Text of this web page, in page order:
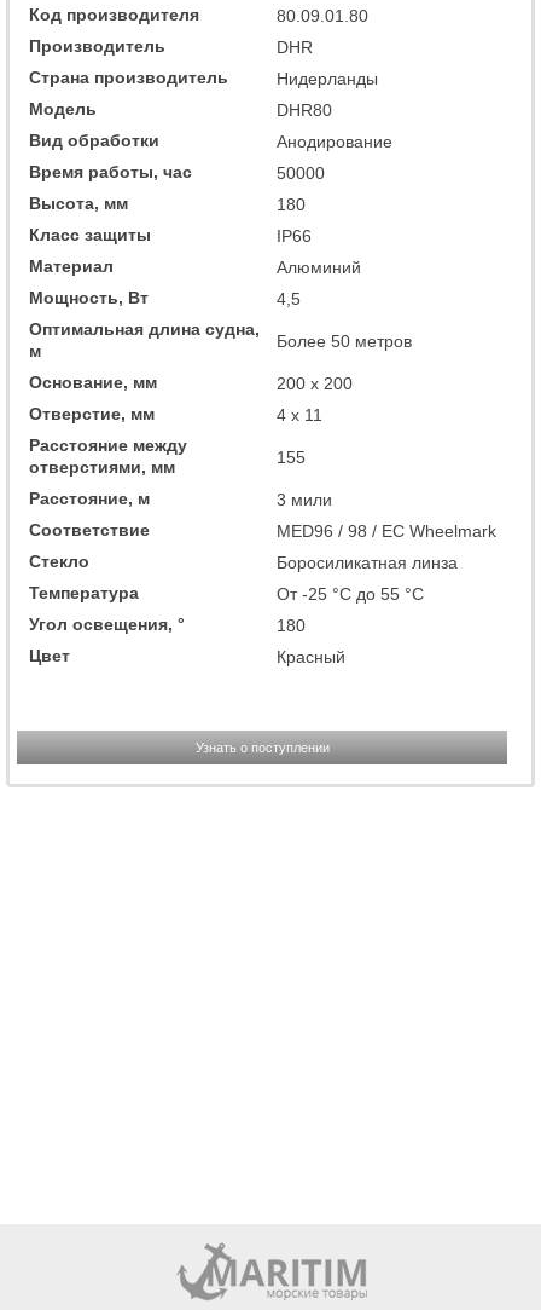
Код производителя
80.09.01.80
Производитель
DHR
Страна производитель
Нидерланды
Модель
DHR80
Вид обработки
Анодирование
Время работы, час
50000
Высота, мм
180
Класс защиты
IP66
Материал
Алюминий
Мощность, Вт
4,5
Оптимальная длина судна,
м
Более 50 метров
Основание, мм
200 x 200
Отверстие, мм
4 x 11
Расстояние между
отверстиями, мм
155
Расстояние, м
3 мили
Соответствие
MED96 / 98 / EC Wheelmark
Стекло
Боросиликатная линза
Температура
От -25 °C до 55 °C
Угол освещения, °
180
Цвет
Красный
Узнать о поступлении